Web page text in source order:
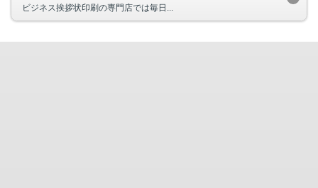
ビジネス挨拶状印刷の専門店では毎日...